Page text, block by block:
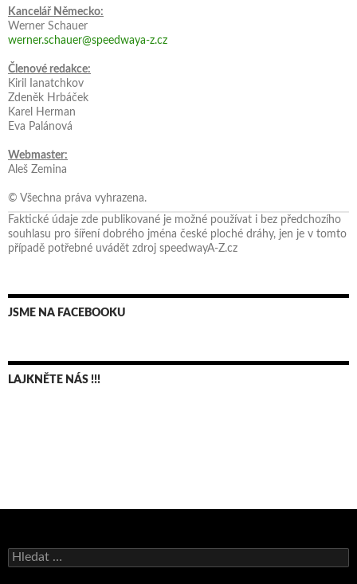
Kancelář Německo:
Werner Schauer
werner.schauer@speedwaya-z.cz
Členové redakce:
Kiril Ianatchkov
Zdeněk Hrbáček
Karel Herman
Eva Palánová
Webmaster:
Aleš Zemina
© Všechna práva vyhrazena.
Faktické údaje zde publikované je možné používat i bez předchozího
souhlasu pro šíření dobrého jména české ploché dráhy, jen je v tomto
případě potřebné uvádět zdroj speedwayA-Z.cz
JSME NA FACEBOOKU
LAJKNĚTE NÁS !!!
Vyhledávání
Andy Appleton obhájil dlouhodrážní titul!